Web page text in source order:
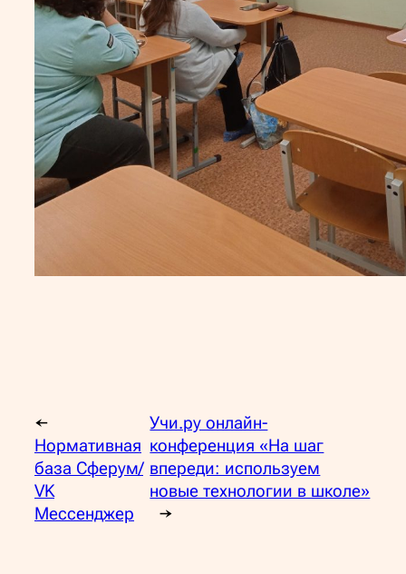
←
Нормативная
база Сферум/
VK
Мессенджер
Учи.ру онлайн-
конференция «На шаг
впереди: используем
новые технологии в школе»
→